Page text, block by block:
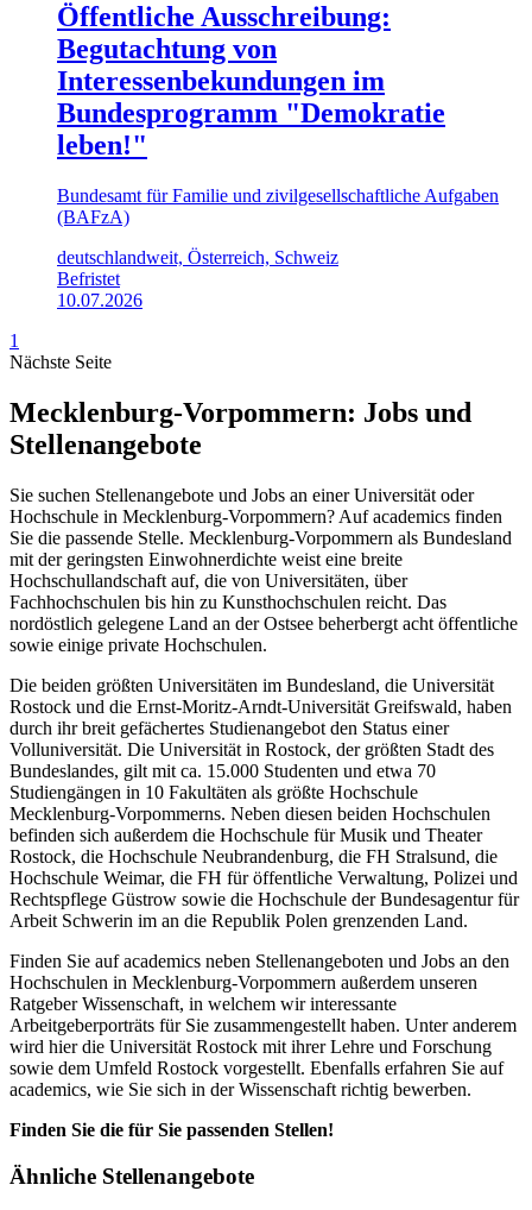
Öffentliche Ausschreibung:
Begutachtung von
Interessenbekundungen im
Bundesprogramm "Demokratie
leben!"
Bundesamt für Familie und zivilgesellschaftliche Aufgaben
(BAFzA)
deutschlandweit, Österreich, Schweiz
Befristet
10.07.2026
1
Nächste Seite
Mecklenburg-Vorpommern: Jobs und
Stellenangebote
Sie suchen Stellenangebote und Jobs an einer Universität oder
Hochschule in Mecklenburg-Vorpommern? Auf academics finden
Sie die passende Stelle. Mecklenburg-Vorpommern als Bundesland
mit der geringsten Einwohnerdichte weist eine breite
Hochschullandschaft auf, die von Universitäten, über
Fachhochschulen bis hin zu Kunsthochschulen reicht. Das
nordöstlich gelegene Land an der Ostsee beherbergt acht öffentliche
sowie einige private Hochschulen.
Die beiden größten Universitäten im Bundesland, die Universität
Rostock und die Ernst-Moritz-Arndt-Universität Greifswald, haben
durch ihr breit gefächertes Studienangebot den Status einer
Volluniversität. Die Universität in Rostock, der größten Stadt des
Bundeslandes, gilt mit ca. 15.000 Studenten und etwa 70
Studiengängen in 10 Fakultäten als größte Hochschule
Mecklenburg-Vorpommerns. Neben diesen beiden Hochschulen
befinden sich außerdem die Hochschule für Musik und Theater
Rostock, die Hochschule Neubrandenburg, die FH Stralsund, die
Hochschule Weimar, die FH für öffentliche Verwaltung, Polizei und
Rechtspflege Güstrow sowie die Hochschule der Bundesagentur für
Arbeit Schwerin im an die Republik Polen grenzenden Land.
Finden Sie auf academics neben Stellenangeboten und Jobs an den
Hochschulen in Mecklenburg-Vorpommern außerdem unseren
Ratgeber Wissenschaft, in welchem wir interessante
Arbeitgeberporträts für Sie zusammengestellt haben. Unter anderem
wird hier die Universität Rostock mit ihrer Lehre und Forschung
sowie dem Umfeld Rostock vorgestellt. Ebenfalls erfahren Sie auf
academics, wie Sie sich in der Wissenschaft richtig bewerben.
Finden Sie die für Sie passenden Stellen!
Ähnliche Stellenangebote